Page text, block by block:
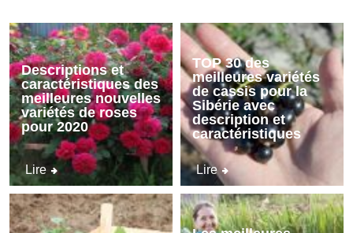
Descriptions et
caractéristiques des
meilleures nouvelles
variétés de roses
pour 2020
Lire
TOP 30 des
meilleures variétés
de cassis pour la
Sibérie avec
description et
caractéristiques
Lire